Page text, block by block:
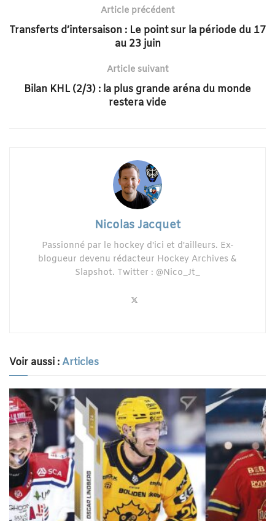
Article précédent
Transferts d’intersaison : Le point sur la période du 17
au 23 juin
Article suivant
Bilan KHL (2/3) : la plus grande aréna du monde
restera vide
Nicolas Jacquet
Passionné par le hockey d'ici et d'ailleurs. Ex-
blogueur devenu rédacteur Hockey Archives &
Slapshot. Twitter : @Nico_Jt_
Voir aussi :Articles